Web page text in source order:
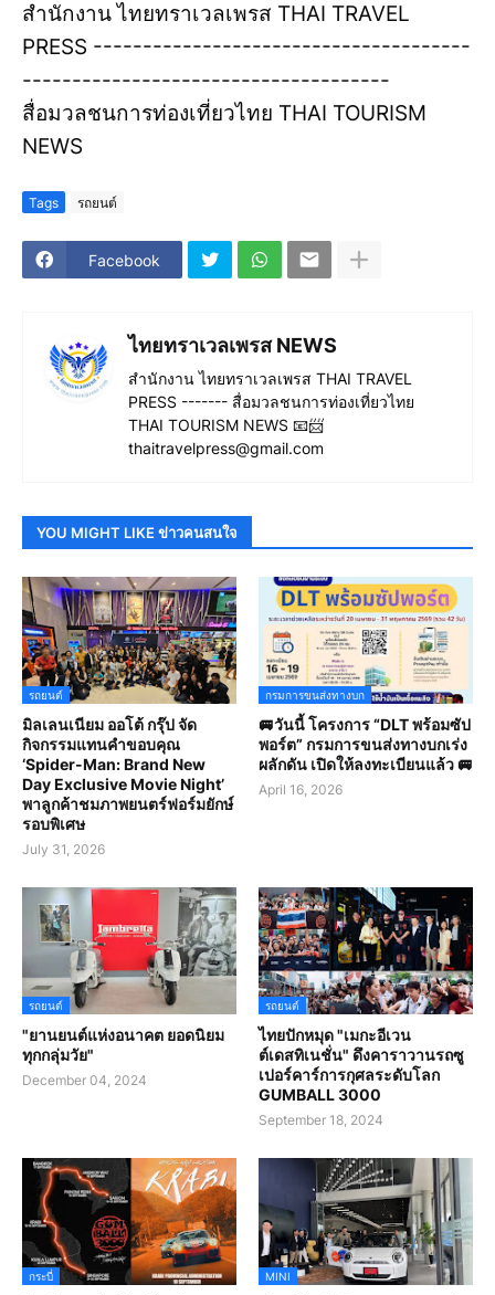
สำนักงาน ไทยทราเวลเพรส THAI TRAVEL
PRESS --------------------------------------
-------------------------------------
สื่อมวลชนการท่องเที่ยวไทย THAI TOURISM
NEWS
Tags รถยนต์
Facebook
ไทยทราเวลเพรส NEWS
สำนักงาน ไทยทราเวลเพรส THAI TRAVEL
PRESS ------- สื่อมวลชนการท่องเที่ยวไทย
THAI TOURISM NEWS 📧📨
thaitravelpress@gmail.com
YOU MIGHT LIKE ข่าวคนสนใจ
รถยนต์
มิลเลนเนียม ออโต้ กรุ๊ป จัด
กิจกรรมแทนคำขอบคุณ
‘Spider-Man: Brand New
Day Exclusive Movie Night’
พาลูกค้าชมภาพยนตร์ฟอร์มยักษ์
รอบพิเศษ
July 31, 2026
กรมการขนส่งทางบก
🚐วันนี้ โครงการ “DLT พร้อมซัป
พอร์ต” กรมการขนส่งทางบกเร่ง
ผลักดัน เปิดให้ลงทะเบียนแล้ว 🚐
April 16, 2026
รถยนต์
"ยานยนต์แห่งอนาคต ยอดนิยม
ทุกกลุ่มวัย"
December 04, 2024
รถยนต์
ไทยปักหมุด "เมกะอีเวน
ต์เดสทิเนชั่น" ดึงคาราวานรถซู
เปอร์คาร์การกุศลระดับโลก
GUMBALL 3000
September 18, 2024
กระบี่ MINI